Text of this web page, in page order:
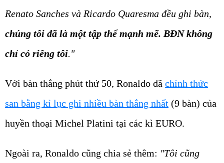
Renato Sanches và Ricardo Quaresma đều ghi bàn,
chúng tôi đã là một tập thể mạnh mẽ. BĐN không
chỉ có riêng tôi."
Với bàn thắng phút thứ 50, Ronaldo đã chính thức
san bằng kỉ lục ghi nhiều bàn thắng nhất (9 bàn) của
huyền thoại Michel Platini tại các kì EURO.
Ngoài ra, Ronaldo cũng chia sẻ thêm: "Tôi cũng